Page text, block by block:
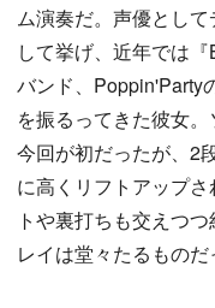
ム演奏だ。声優とし
して挙げ、近年では
バンド、Poppin'Party
を振るってきた彼女
今回が初だったが、2
に高くリフトアップ
トや裏打ちも交えつ
レイは堂々たるものだ